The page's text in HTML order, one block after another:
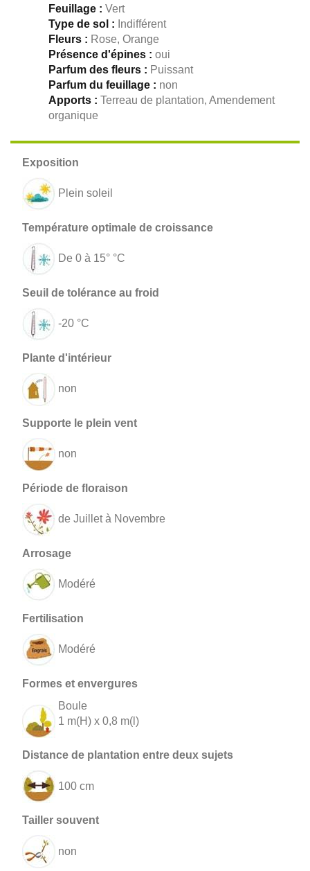
Feuillage : Vert
Type de sol : Indifférent
Fleurs : Rose, Orange
Présence d'épines : oui
Parfum des fleurs : Puissant
Parfum du feuillage : non
Apports : Terreau de plantation, Amendement
organique
Plein soleil
De 0 à 15° °C
-20 °C
non
non
de Juillet à Novembre
Modéré
Modéré
Boule
1 m(H) x 0,8 m(l)
100 cm
non